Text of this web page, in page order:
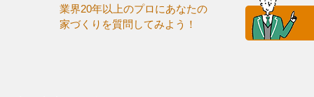
業界20年以上のプロにあなたの
家づくりを質問してみよう！